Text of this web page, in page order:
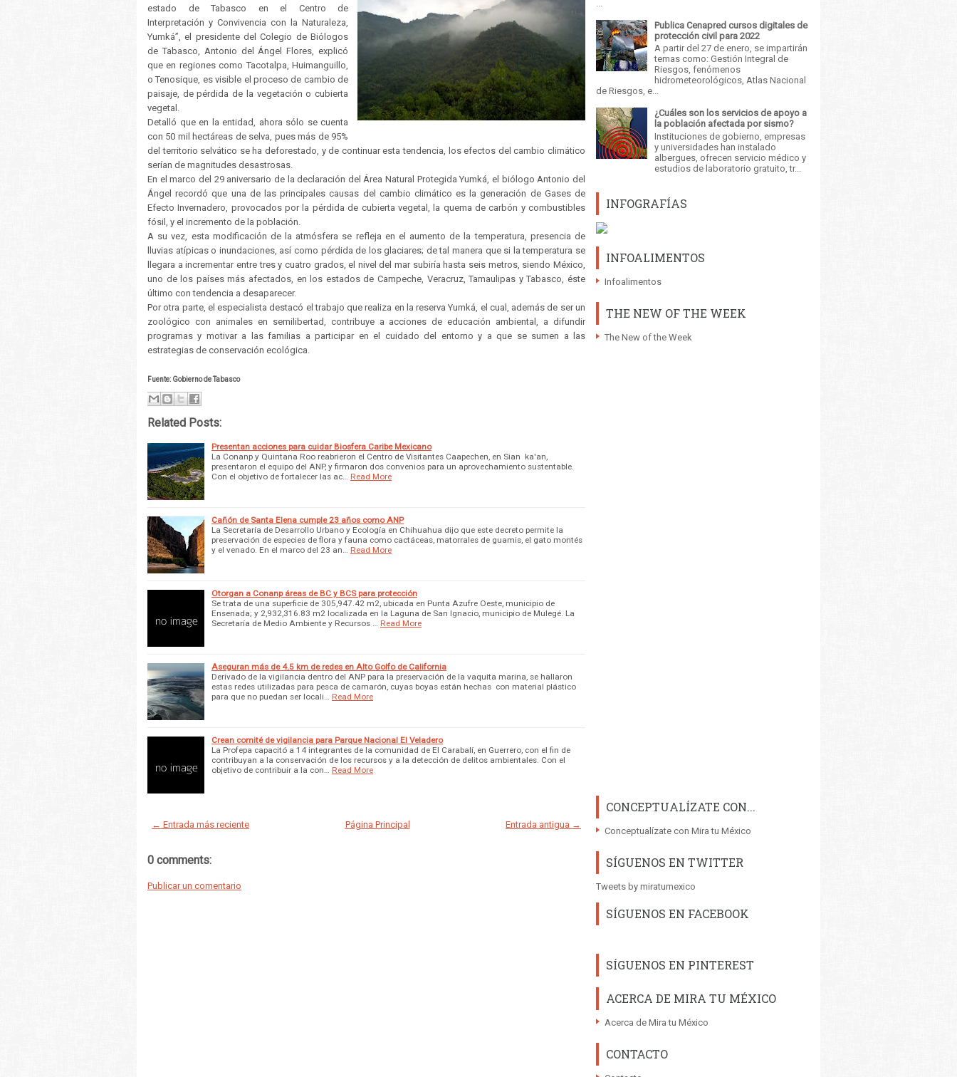
estado de Tabasco en el Centro de
Interpretación y Convivencia con la Naturaleza,
Yumká”, el presidente del Colegio de Biólogos
de Tabasco, Antonio del Ángel Flores, explicó
que en regiones como Tacotalpa, Huimanguillo,
o Tenosique, es visible el proceso de cambio de
paisaje, de pérdida de la vegetación o cubierta
vegetal.
Detalló que en la entidad, ahora sólo se cuenta
con 50 mil hectáreas de selva, pues más de 95%
del territorio selvático se ha deforestado, y de continuar esta tendencia, los efectos del cambio climático
serían de magnitudes desastrosas.
En el marco del 29 aniversario de la declaración del Área Natural Protegida Yumká, el biólogo Antonio del
Ángel recordó que una de las principales causas del cambio climático es la generación de Gases de
Efecto Invernadero, provocados por la pérdida de cubierta vegetal, la quema de carbón y combustibles
fósil, y el incremento de la población.
A su vez, esta modificación de la atmósfera se refleja en el aumento de la temperatura, presencia de
lluvias atípicas o inundaciones, así como pérdida de los glaciares; de tal manera que si la temperatura se
llegara a incrementar entre tres y cuatro grados, el nivel del mar subiría hasta seis metros, siendo México,
uno de los países más afectados, en los estados de Campeche, Veracruz, Tamaulipas y Tabasco, éste
último con tendencia a desaparecer.
Por otra parte, el especialista destacó el trabajo que realiza en la reserva Yumká, el cual, además de ser un
zoológico con animales en semilibertad, contribuye a acciones de educación ambiental, a difundir
programas y motivar a las familias a participar en el cuidado del entorno y a que se sumen a las
estrategias de conservación ecológica.
Fuente: Gobierno de Tabasco
Related Posts:
Presentan acciones para cuidar Biosfera Caribe Mexicano
La Conanp y Quintana Roo reabrieron el Centro de Visitantes Caapechen, en Sian ka'an,
presentaron el equipo del ANP, y firmaron dos convenios para un aprovechamiento sustentable.
Con el objetivo de fortalecer las ac…
Read More
Cañón de Santa Elena cumple 23 años como ANP
La Secretaría de Desarrollo Urbano y Ecología en Chihuahua dijo que este decreto permite la
preservación de especies de flora y fauna como cactáceas, matorrales de guamis, el gato montés
y el venado. En el marco del 23 an…
Read More
Otorgan a Conanp áreas de BC y BCS para protección
Se trata de una superficie de 305,947.42 m2, ubicada en Punta Azufre Oeste, municipio de
Ensenada; y 2,932,316.83 m2 localizada en la Laguna de San Ignacio, municipio de Mulegé. La
Secretaría de Medio Ambiente y Recursos …
Read More
Aseguran más de 4.5 km de redes en Alto Golfo de California
Derivado de la vigilancia dentro del ANP para la preservación de la vaquita marina, se hallaron
estas redes utilizadas para pesca de camarón, cuyas boyas están hechas con material plástico
para que no puedan ser locali…
Read More
Crean comité de vigilancia para Parque Nacional El Veladero
La Profepa capacitó a 14 integrantes de la comunidad de El Carabalí, en Guerrero, con el fin de
contribuyan a la conservación de los recursos y a la detección de delitos ambientales. Con el
objetivo de contribuir a la con…
Read More
← Entrada más reciente Entrada antigua →
Página Principal
0 comments:
Publicar un comentario
Publica Cenapred cursos digitales de
protección civil para 2022
A partir del 27 de enero, se impartirán
temas como: Gestión Integral de
Riesgos, fenómenos
hidrometeorológicos, Atlas Nacional
de Riesgos, e...
¿Cuáles son los servicios de apoyo a
la población afectada por sismo?
Instituciones de gobierno, empresas
y universidades han instalado
albergues, ofrecen servicio médico y
estudios de laboratorio gratuito, tr...
INFOGRAFÍAS
INFOALIMENTOS
Infoalimentos
THE NEW OF THE WEEK
The New of the Week
CONCEPTUALÍZATE CON...
Conceptualízate con Mira tu México
SÍGUENOS EN TWITTER
Tweets by miratumexico
SÍGUENOS EN FACEBOOK
SÍGUENOS EN PINTEREST
ACERCA DE MIRA TU MÉXICO
Acerca de Mira tu México
CONTACTO